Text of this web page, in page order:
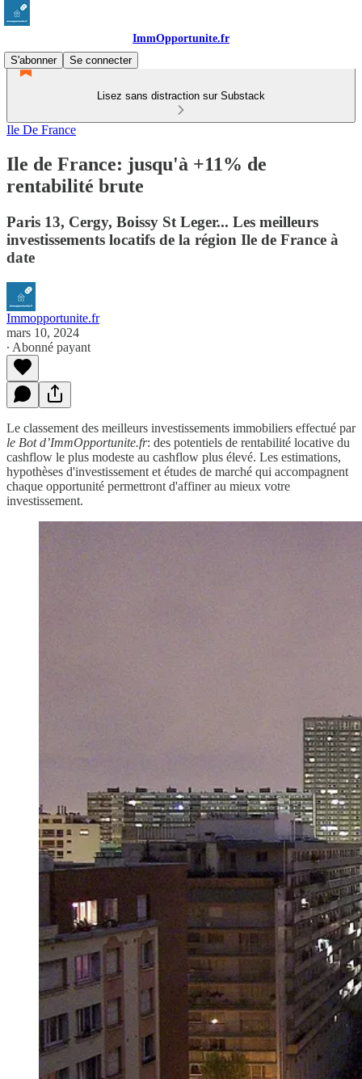
ImmOpportunite.fr
S'abonner
Se connecter
Lisez sans distraction sur Substack
Ile De France
Ile de France: jusqu'à +11% de
rentabilité brute
Paris 13, Cergy, Boissy St Leger... Les meilleurs
investissements locatifs de la région Ile de France à
date
Immopportunite.fr
mars 10, 2024
∙ Abonné payant
Le classement des meilleurs investissements immobiliers effectué par
le Bot d’ImmOpportunite.fr: des potentiels de rentabilité locative du
cashflow le plus modeste au cashflow plus élevé. Les estimations,
hypothèses d'investissement et études de marché qui accompagnent
chaque opportunité permettront d'affiner au mieux votre
investissement.